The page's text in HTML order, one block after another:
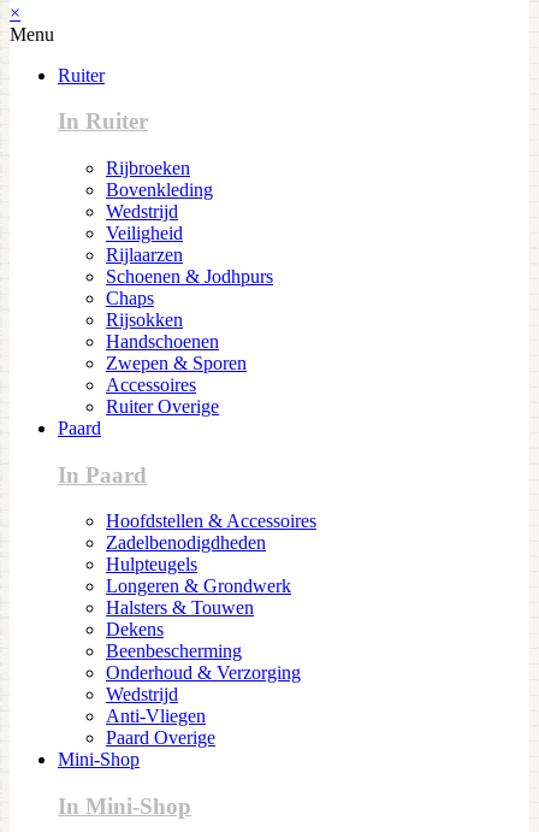
×
Menu
Ruiter
In Ruiter
Rijbroeken
Bovenkleding
Wedstrijd
Veiligheid
Rijlaarzen
Schoenen & Jodhpurs
Chaps
Rijsokken
Handschoenen
Zwepen & Sporen
Accessoires
Ruiter Overige
Paard
In Paard
Hoofdstellen & Accessoires
Zadelbenodigdheden
Hulpteugels
Longeren & Grondwerk
Halsters & Touwen
Dekens
Beenbescherming
Onderhoud & Verzorging
Wedstrijd
Anti-Vliegen
Paard Overige
Mini-Shop
In Mini-Shop